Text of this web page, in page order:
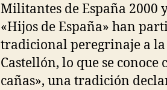
Militantes de España 2000
«Hijos de España» han
tradicional peregrinaje a
Castellón, lo que se
cañas», una tradición